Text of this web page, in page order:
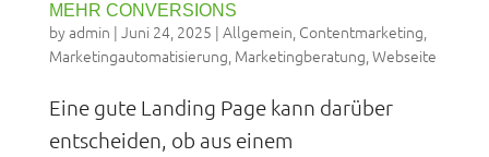
MEHR CONVERSIONS
byadmin | Juni 24, 2025 | Allgemein Contentmarketing
Marketingautomatisierung Marketingberatung Webseite
Eine gute Landing Page kann darüber
entscheiden, ob aus einem